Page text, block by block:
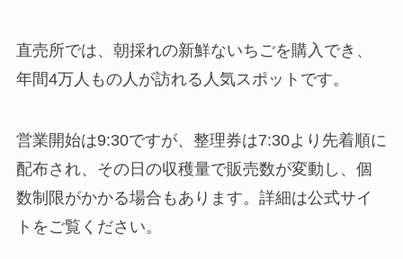
直売所では、朝採れの新鮮ないちごを購入でき、
年間4万人もの人が訪れる人気スポットです。
営業開始は9:30ですが、整理券は7:30より先着順に
配布され、その日の収穫量で販売数が変動し、個
数制限がかかる場合もあります。詳細は公式サイ
トをご覧ください。